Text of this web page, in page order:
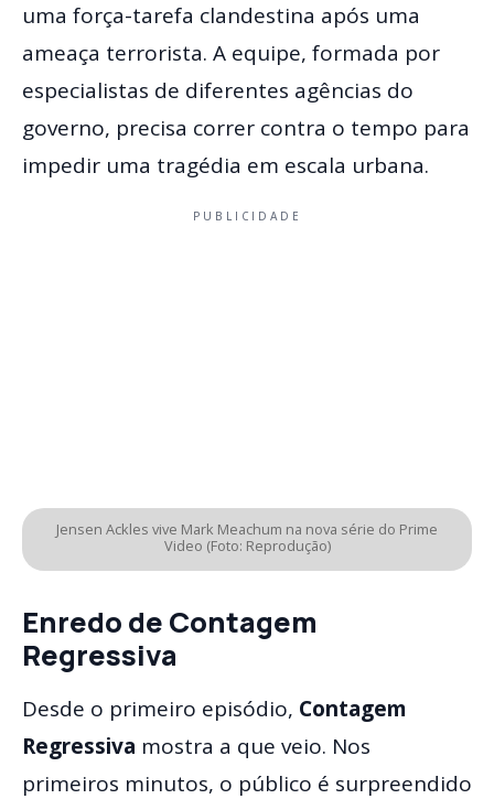
uma força-tarefa clandestina após uma
ameaça terrorista. A equipe, formada por
especialistas de diferentes agências do
governo, precisa correr contra o tempo para
impedir uma tragédia em escala urbana.
PUBLICIDADE
Jensen Ackles vive Mark Meachum na nova série do Prime
Video (Foto: Reprodução)
Enredo de Contagem
Regressiva
Desde o primeiro episódio, Contagem
Regressiva mostra a que veio. Nos
primeiros minutos, o público é surpreendido